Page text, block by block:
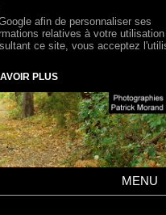
MENU
afin de personnaliser ses
relatives à votre
ce site, vous acceptez
PLUS